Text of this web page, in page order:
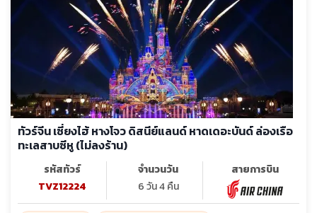
ทัวร์จีน เซี่ยงไฮ้ หางโจว ดิสนีย์แลนด์ หาดเดอะบันด์ ล่องเรือ
ทะเลสาบซีหู (ไม่ลงร้าน)
รหัสทัวร์
TVZ12224
จำนวนวัน
6 วัน 4 คืน
สายการบิน